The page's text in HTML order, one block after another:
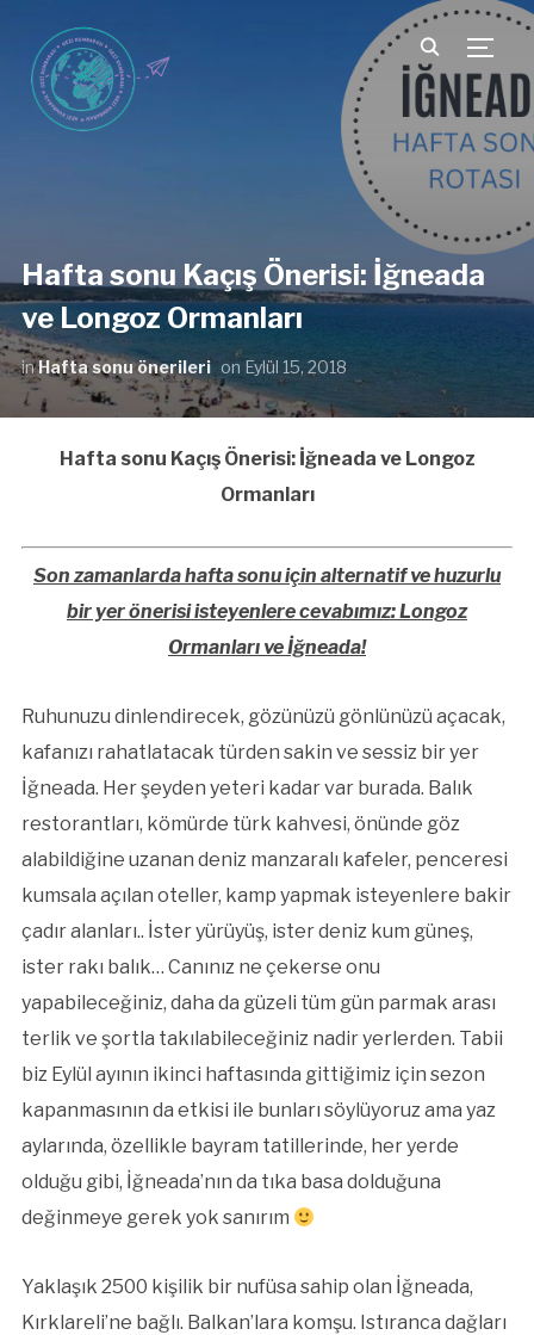
Hafta sonu Kaçış Önerisi: İğneada
ve Longoz Ormanları
inHafta sonu önerileri on Eylül 15, 2018
Hafta sonu Kaçış Önerisi: İğneada ve Longoz
Ormanları
Son zamanlarda hafta sonu için alternatif ve huzurlu
bir yer önerisi isteyenlere cevabımız: Longoz
Ormanları ve İğneada!
Ruhunuzu dinlendirecek, gözünüzü gönlünüzü açacak,
kafanızı rahatlatacak türden sakin ve sessiz bir yer
İğneada. Her şeyden yeteri kadar var burada. Balık
restorantları, kömürde türk kahvesi, önünde göz
alabildiğine uzanan deniz manzaralı kafeler, penceresi
kumsala açılan oteller, kamp yapmak isteyenlere bakir
çadır alanları.. İster yürüyüş, ister deniz kum güneş,
ister rakı balık… Canınız ne çekerse onu
yapabileceğiniz, daha da güzeli tüm gün parmak arası
terlik ve şortla takılabileceğiniz nadir yerlerden. Tabii
biz Eylül ayının ikinci haftasında gittiğimiz için sezon
kapanmasının da etkisi ile bunları söylüyoruz ama yaz
aylarında, özellikle bayram tatillerinde, her yerde
olduğu gibi, İğneada’nın da tıka basa dolduğuna
değinmeye gerek yok sanırım
Yaklaşık 2500 kişilik bir nufüsa sahip olan İğneada,
Kırklareli’ne bağlı. Balkan’lara komşu. Istıranca dağları